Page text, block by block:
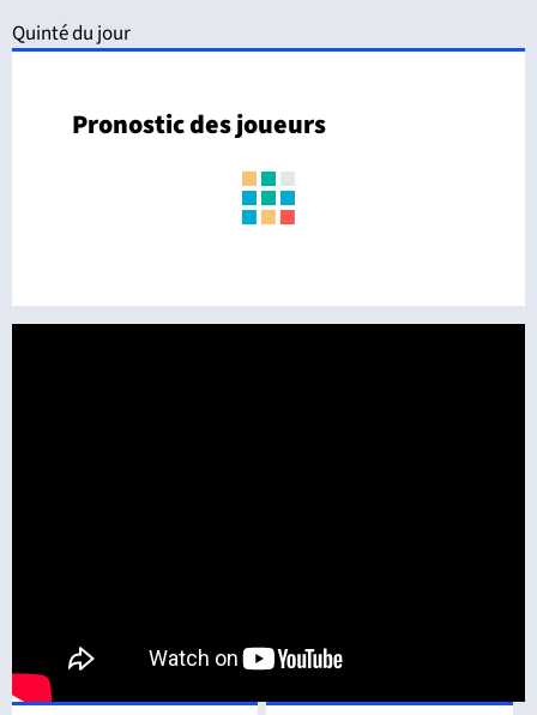
Quinté du jour
Pronostic des joueurs